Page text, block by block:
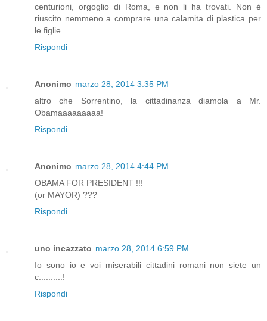
centurioni, orgoglio di Roma, e non li ha trovati. Non è
riuscito nemmeno a comprare una calamita di plastica per
le figlie.
Rispondi
Anonimo marzo 28, 2014 3:35 PM
altro che Sorrentino, la cittadinanza diamola a Mr.
Obamaaaaaaaaa!
Rispondi
Anonimo marzo 28, 2014 4:44 PM
OBAMA FOR PRESIDENT !!!
(or MAYOR) ???
Rispondi
uno incazzato marzo 28, 2014 6:59 PM
Io sono io e voi miserabili cittadini romani non siete un
c..........!
Rispondi